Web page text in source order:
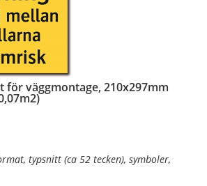
för väggmontage, 210x297mm
typsnitt (ca 52 tecken), symboler,